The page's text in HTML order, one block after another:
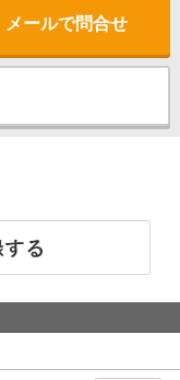
メールで問合せ